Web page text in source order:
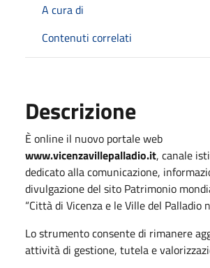
A cura di
Contenuti correlati
Descrizione
È online il nuovo portale web
www.vicenzavillepalladio.it, canale
dedicato alla comunicazione,
divulgazione del sito Patrimonio
“Città di Vicenza e le Ville del Palladio
Lo strumento consente di rimanere
attività di gestione, tutela e